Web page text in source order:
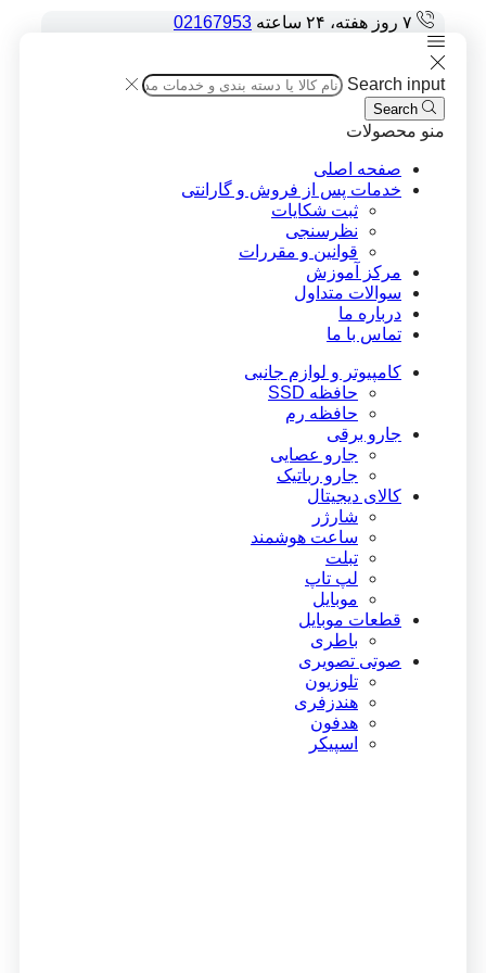
۷ روز هفته، ۲۴ ساعته 02167953
Search input
Search
منو محصولات
صفحه اصلی
خدمات پس از فروش و گارانتی
ثبت شکایات
نظرسنجی
قوانین و مقررات
مرکز آموزش
سوالات متداول
درباره ما
تماس با ما
کامپیوتر و لوازم جانبی
حافظه SSD
حافظه رم
جارو برقی
جارو عصایی
جارو رباتیک
کالای دیجیتال
شارژر
ساعت هوشمند
تبلت
لپ تاپ
موبایل
قطعات موبایل
باطری
صوتی تصویری
تلوزیون
هندزفری
هدفون
اسپیکر